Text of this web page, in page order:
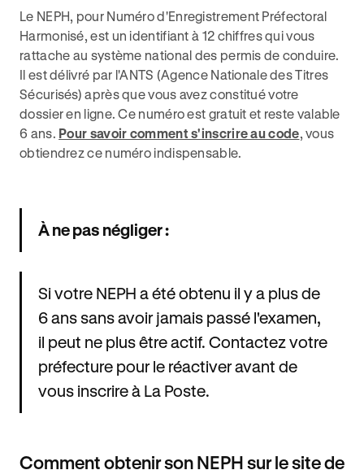
Le NEPH, pour Numéro d'Enregistrement Préfectoral
Harmonisé, est un identifiant à 12 chiffres qui vous
rattache au système national des permis de conduire.
Il est délivré par l'ANTS (Agence Nationale des Titres
Sécurisés) après que vous avez constitué votre
dossier en ligne. Ce numéro est gratuit et reste valable
6 ans. Pour savoir comment s'inscrire au code, vous
obtiendrez ce numéro indispensable.
À ne pas négliger :
Si votre NEPH a été obtenu il y a plus de
6 ans sans avoir jamais passé l'examen,
il peut ne plus être actif. Contactez votre
préfecture pour le réactiver avant de
vous inscrire à La Poste.
Comment obtenir son NEPH sur le site de